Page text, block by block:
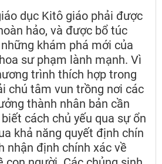
dục Kitô giáo phải được
hảo, và được bổ túc
khám phá mới của
sư phạm lành mạnh. Vì
trình thích hợp trong
chú tâm vun trồng nơi các
thành nhân bản cần
cách chủ yếu qua sự ổn
khả năng quyết định chín
nhận định chính xác về